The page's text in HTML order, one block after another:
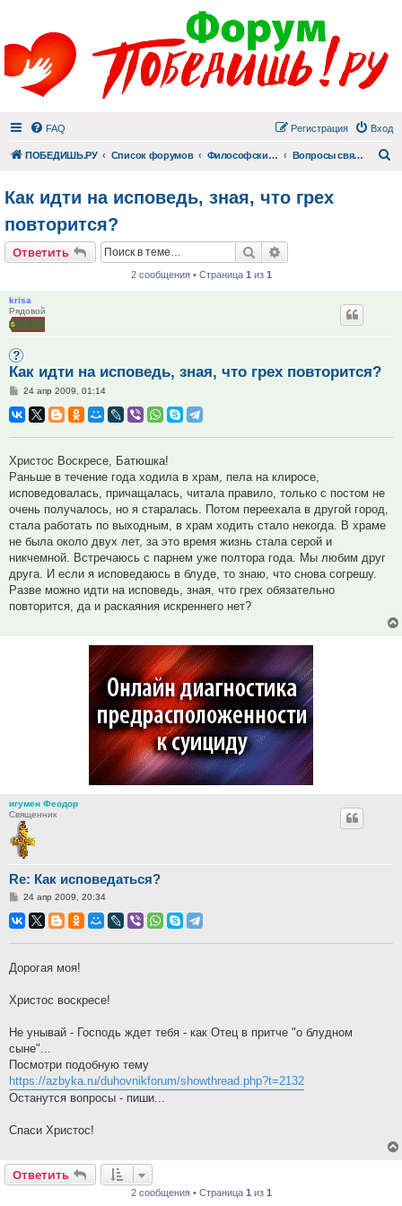
FAQ Вход
Регистрация
ПОБЕДИШЬ.РУ Список форумов Философский раздел Вопросы священнику
Как идти на исповедь, зная, что грех
повторится?
Ответить Поиск
2 сообщения • Страница 1 из 1
krisa
Рядовой
Как идти на исповедь, зная, что грех повторится?
Сообщение
24 апр 2009, 01:14
Христос Воскресе, Батюшка!
Раньше в течение года ходила в храм, пела на клиросе,
исповедовалась, причащалась, читала правило, только с постом не
очень получалось, но я старалась. Потом переехала в другой город,
стала работать по выходным, в храм ходить стало некогда. В храме
не была около двух лет, за это время жизнь стала серой и
никчемной. Встречаюсь с парнем уже полтора года. Мы любим друг
друга. И если я исповедаюсь в блуде, то знаю, что снова согрешу.
Разве можно идти на исповедь, зная, что грех обязательно
повторится, да и раскаяния искреннего нет?
игумен Феодор
Священник
Re: Как исповедаться?
Сообщение
24 апр 2009, 20:34
Дорогая моя!
Христос воскресе!
Не унывай - Господь ждет тебя - как Отец в притче "о блудном
сыне"...
Посмотри подобную тему
https://azbyka.ru/duhovnikforum/showthread.php?t=2132
Останутся вопросы - пиши...
Спаси Христос!
Ответить
2 сообщения • Страница 1 из 1